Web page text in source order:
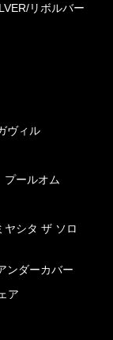
リボルバー
ヴィル
プールオム
ヤシタ ザ ソロ
ンダーカバー
ア